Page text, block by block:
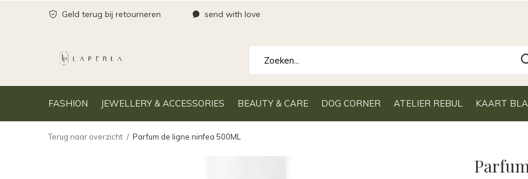
FASHION JEWELLERY & ACCESSORIES BEAUTY & CARE DOG CORNER ATELIER REBUL KAART
Geld terug bij retourneren send with love
Terug naar overzicht Parfum de ligne ninfea 500ML